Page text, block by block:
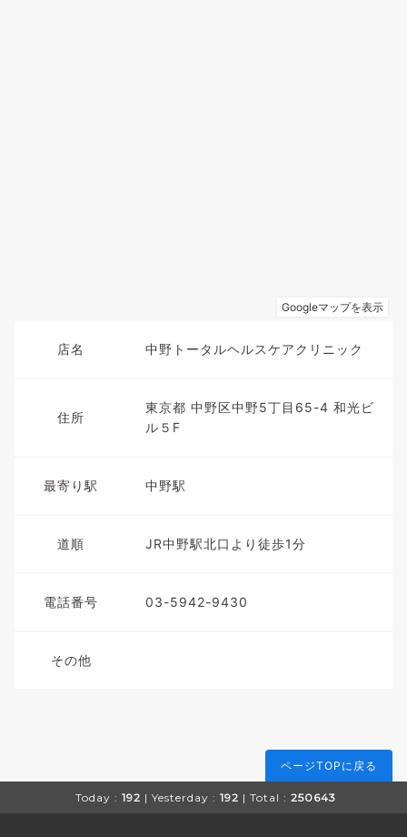
店名 中野トータルヘルスケアクリニック
住所
東京都 中野区中野5丁目65-4 和光ビ
ル５F
最寄り駅 中野駅
道順 JR中野駅北口より徒歩1分
電話番号 03-5942-9430
その他
ページTOPに戻る
Today : 192 | Yesterday : 192 | Total : 250643